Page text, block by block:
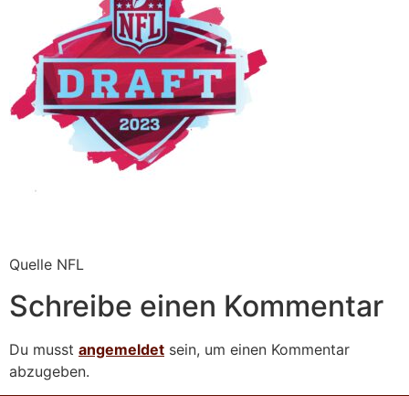
Quelle NFL
Schreibe einen Kommentar
Du musst angemeldet sein, um einen Kommentar
abzugeben.